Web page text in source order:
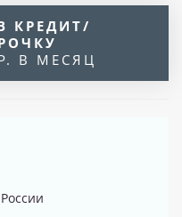
КРЕДИТ/
В МЕСЯЦ